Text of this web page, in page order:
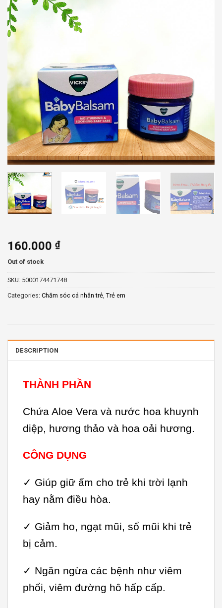
160.000 ₫
Out of stock
SKU: 5000174471748
Categories: Chăm sóc cá nhân trẻ Trẻ em
DESCRIPTION
THÀNH PHẦN
Chứa Aloe Vera và nước hoa khuynh
diệp, hương thảo và hoa oải hương.
CÔNG DỤNG
✓ Giúp giữ ấm cho trẻ khi trời lạnh
hay nằm điều hòa.
✓ Giảm ho, ngạt mũi, sổ mũi khi trẻ
bị cảm.
✓ Ngăn ngừa các bệnh như viêm
phổi, viêm đường hô hấp cấp.